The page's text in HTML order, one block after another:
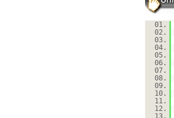
01.
02.
03.
04.
05.
06.
07.
08.
09.
10.
11.
12.
13.